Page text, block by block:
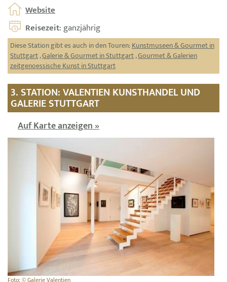
Website
Reisezeit: ganzjährig
Diese Station gibt es auch in den Touren:Kunstmuseen & Gourmet in
Stuttgart,Galerie & Gourmet in Stuttgart,Gourmet & Galerien
zeitgenoessische Kunst in Stuttgart
3. STATION: VALENTIEN KUNSTHANDEL UND
GALERIE STUTTGART
Auf Karte anzeigen »
Foto: © Galerie Valentien